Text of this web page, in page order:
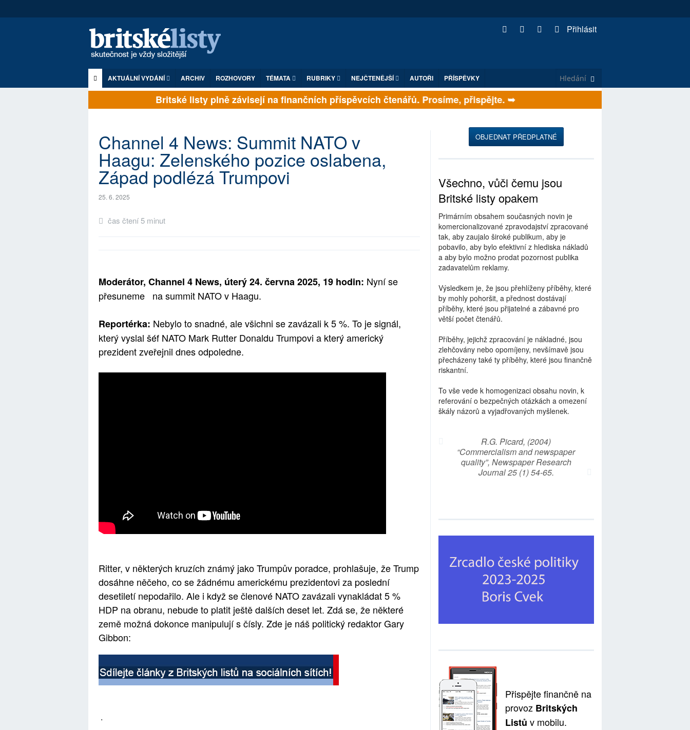
Přihlásit
AKTUÁLNÍ VYDÁNÍ ARCHIV ROZHOVORY TÉMATA RUBRIKY NEJČTENĚJŠÍ AUTOŘI PŘÍSPĚVKY
Britské listy plně závisejí na finančních příspěvcích čtenářů. Prosíme, přispějte. ➥
Channel 4 News: Summit NATO v
Haagu: Zelenského pozice oslabena,
Západ podlézá Trumpovi
25. 6. 2025
čas čtení 5 minut
Moderátor, Channel 4 News, úterý 24. června 2025, 19 hodin: Nyní se
přesuneme na summit NATO v Haagu.
Reportérka: Nebylo to snadné, ale všichni se zavázali k 5 %. To je signál,
který vyslal šéf NATO Mark Rutter Donaldu Trumpovi a který americký
prezident zveřejnil dnes odpoledne.
Ritter, v některých kruzích známý jako Trumpův poradce, prohlašuje, že Trump
dosáhne něčeho, co se žádnému americkému prezidentovi za poslední
desetiletí nepodařilo. Ale i když se členové NATO zavázali vynakládat 5 %
HDP na obranu, nebude to platit ještě dalších deset let. Zdá se, že některé
země možná dokonce manipulují s čísly. Zde je náš politický redaktor Gary
Gibbon:
.
OBJEDNAT PŘEDPLATNÉ
Všechno, vůči čemu jsou
Britské listy opakem
Primárním obsahem současných novin je
komercionalizované zpravodajství zpracované
tak, aby zaujalo široké publikum, aby je
pobavilo, aby bylo efektivní z hlediska nákladů
a aby bylo možno prodat pozornost publika
zadavatelům reklamy.
Výsledkem je, že jsou přehlíženy příběhy, které
by mohly pohoršit, a přednost dostávají
příběhy, které jsou přijatelné a zábavné pro
větší počet čtenářů.
Příběhy, jejichž zpracování je nákladné, jsou
zlehčovány nebo opomíjeny, nevšímavě jsou
přecházeny také ty příběhy, které jsou finančně
riskantní.
To vše vede k homogenizaci obsahu novin, k
referování o bezpečných otázkách a omezení
škály názorů a vyjadřovaných myšlenek.
R.G. Picard, (2004)
“Commercialism and newspaper
quality”, Newspaper Research
Journal 25 (1) 54-65.
Přispějte finančně na
provoz Britských
Listů v mobilu.